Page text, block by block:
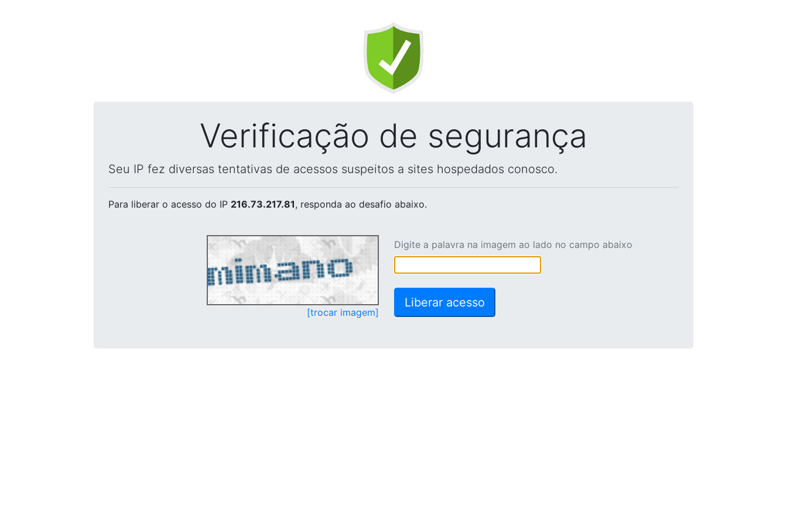
Verificação de segurança
Seu IP fez diversas tentativas de acessos suspeitos a sites hospedados conosco.
Para liberar o acesso do IP 216.73.217.81, responda ao desafio abaixo.
[trocar imagem]
Digite a palavra na imagem ao lado no campo abaixo